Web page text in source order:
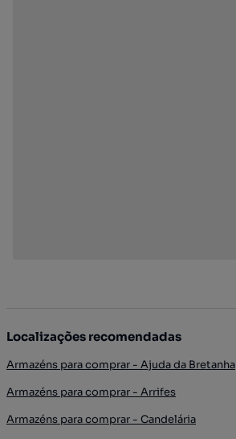
Localizações recomendadas
Armazéns para comprar - Ajuda da Bretanha
Armazéns para comprar - Arrifes
Armazéns para comprar - Candelária